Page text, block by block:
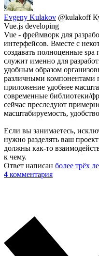
Evgeny Kulakov @kulakoff
Vue.js developing
Vue - фреймворк для
интерфейсов. Вместе с
создавать полноценные
служит именно для
удобным образом
различными компонентами
приложение удобнее
современные библиотеки/
сейчас преследуют
масштабируемость,
Если вы занимаетесь,
нужно разделять ваш
должны как-то
к чему.
Ответ написан более трёх
4 комментария